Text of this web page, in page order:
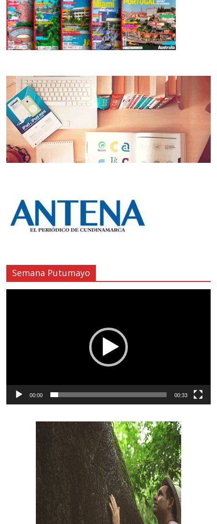
Semana Putumayo
00:00 00:33